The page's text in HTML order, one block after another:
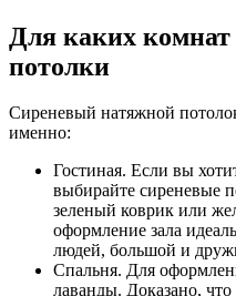
Для каких комнат
потолки
Сиреневый натяжной
именно:
Гостиная. Если вы
выбирайте сиреневые
зеленый коврик или
оформление зала
людей, большой и
Спальня. Для
лаванды. Доказано,